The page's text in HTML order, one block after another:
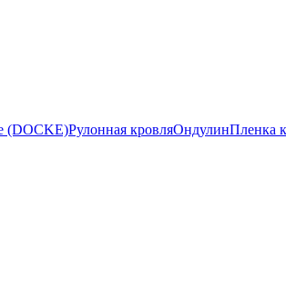
(DOCKE)Рулонная кровляОндулинПленка